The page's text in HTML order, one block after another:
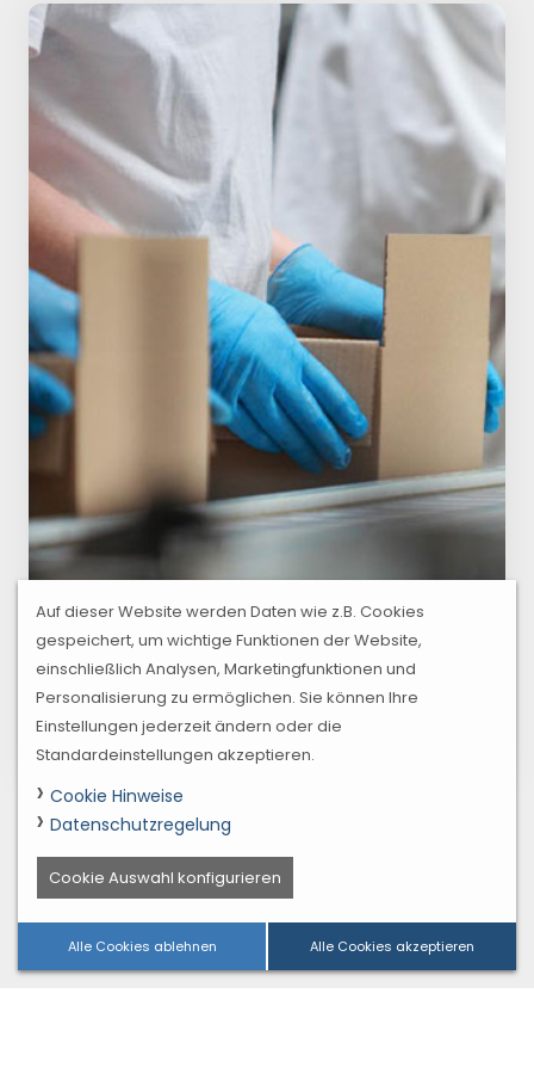
Auf dieser Website werden Daten wie z.B. Cookies
gespeichert, um wichtige Funktionen der Website,
einschließlich Analysen, Marketingfunktionen und
Personalisierung zu ermöglichen. Sie können Ihre
Einstellungen jederzeit ändern oder die
Standardeinstellungen akzeptieren.
Cookie Hinweise
Datenschutzregelung
Cookie Auswahl konfigurieren
Alle Cookies ablehnen Alle Cookies akzeptieren